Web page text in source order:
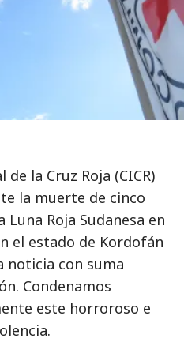
la Cruz Roja (CICR)
la muerte de cinco
Roja Sudanesa en
el estado de Kordofán
noticia con suma
Condenamos
este horroroso e